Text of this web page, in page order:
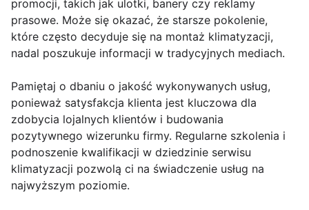
promocji, takich jak ulotki, banery czy reklamy
prasowe. Może się okazać, że starsze pokolenie,
które często decyduje się na montaż klimatyzacji,
nadal poszukuje informacji w tradycyjnych mediach.
Pamiętaj o dbaniu o jakość wykonywanych usług,
ponieważ satysfakcja klienta jest kluczowa dla
zdobycia lojalnych klientów i budowania
pozytywnego wizerunku firmy. Regularne szkolenia i
podnoszenie kwalifikacji w dziedzinie serwisu
klimatyzacji pozwolą ci na świadczenie usług na
najwyższym poziomie.